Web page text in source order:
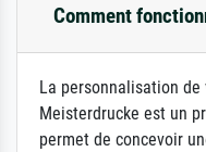
Comment
La personnalisation
Meisterdrucke est un
permet de concevoir